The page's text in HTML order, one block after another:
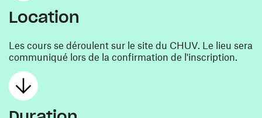
Location
Les cours se déroulent sur le site du CHUV. Le lieu sera
communiqué lors de la confirmation de l'inscription.